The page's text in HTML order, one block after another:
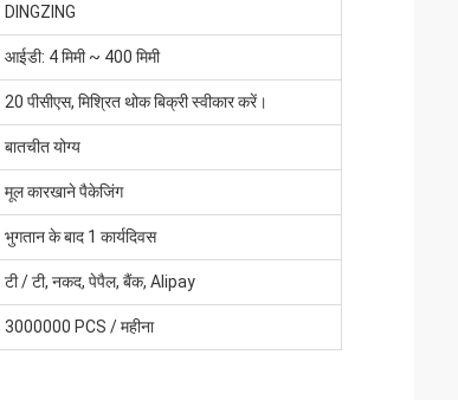
DINGZING
आईडी: 4 मिमी ~ 400 मिमी
20 पीसीएस, मिश्रित थोक बिक्री स्वीकार करें।
बातचीत योग्य
मूल कारखाने पैकेजिंग
भुगतान के बाद 1 कार्यदिवस
टी / टी, नकद, पेपैल, बैंक, Alipay
3000000 PCS / महीना